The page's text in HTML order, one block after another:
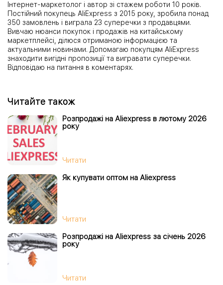
Інтернет-маркетолог і автор зі стажем роботи 10 років.
Постійний покупець AliExpress з 2015 року, зробила понад
350 замовлень і виграла 23 суперечки з продавцями.
Вивчаю нюанси покупок і продажів на китайському
маркетплейсі, ділюся отриманою інформацією та
актуальними новинами. Допомагаю покупцям AliExpress
знаходити вигідні пропозиції та вигравати суперечки.
Відповідаю на питання в коментарях.
Читайте також
Розпродажі на Aliexpress в лютому 2026
року
Читати
Як купувати оптом на Aliexpress
Читати
Розпродажі на Aliexpress за січень 2026
року
Читати